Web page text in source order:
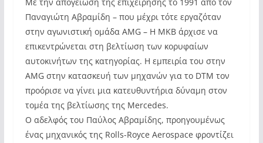
Με την απογείωση της επιχείρησης το 1991 από τον
Παναγιώτη Αβραμίδη – που μέχρι τότε εργαζόταν
στην αγωνιστική ομάδα AMG – Η MKB άρχισε να
επικεντρώνεται στη βελτίωση των κορυφαίων
αυτοκινήτων της κατηγορίας. Η εμπειρία του στην
AMG στην κατασκευή των μηχανών για το DTM τον
προόρισε να γίνει μια κατευθυντήρια δύναμη στον
τομέα της βελτίωσης της Mercedes.
Ο αδελφός του Παύλος Αβραμίδης, προηγουμένως
ένας μηχανικός της Rolls-Royce Aerospace φροντίζει